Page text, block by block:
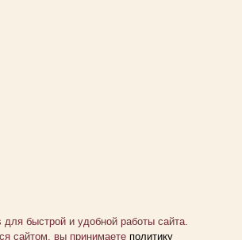
быстрой и удобной работы сайта.
сайтом, вы принимаете политику